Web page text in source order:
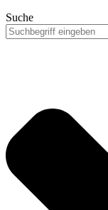
Suche